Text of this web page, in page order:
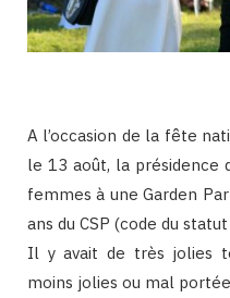
A l’occasion de la fête
le 13 août, la présidence
femmes à une Garden
ans du CSP (code du
Il y avait de très jolies
moins jolies ou mal